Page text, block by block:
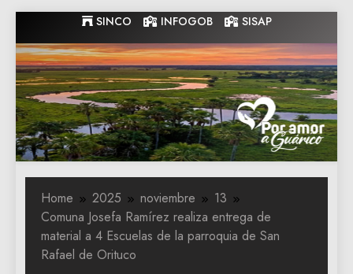
to
content
SINCO INFOGOB SISAP
Gobernacion
de Guarico
Gobernacion de Guarico
Home 2025 noviembre
13
Comuna Josefa Ramírez realiza entrega de
material a 4 Escuelas de la parroquia de San
Rafael de Orituco